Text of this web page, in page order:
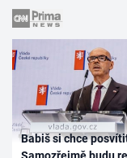
Babiš si chce
Samozřejmě budu